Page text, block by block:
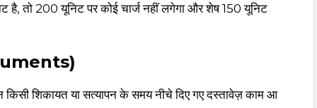
तो 200 यूनिट पर कोई चार्ज नहीं लगेगा और शेष 150 यूनिट
शिकायत या सत्यापन के समय नीचे दिए गए दस्तावेज़ काम आ